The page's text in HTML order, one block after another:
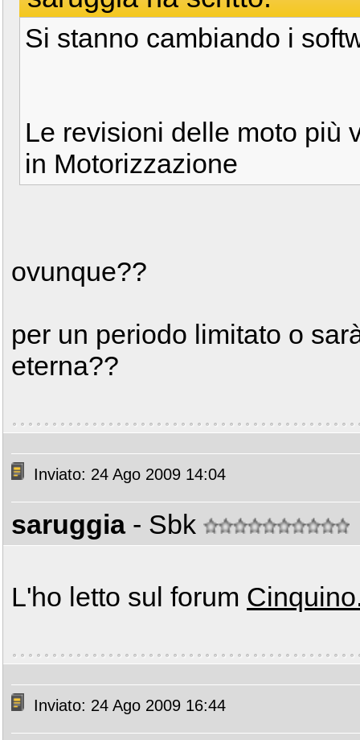
Si stanno cambiando i
Le revisioni delle moto più
in Motorizzazione
ovunque??
per un periodo limitato o
eterna??
Inviato: 24 Ago 2009 14:04
saruggia - Sbk
L'ho letto sul forum
Inviato: 24 Ago 2009 16:44